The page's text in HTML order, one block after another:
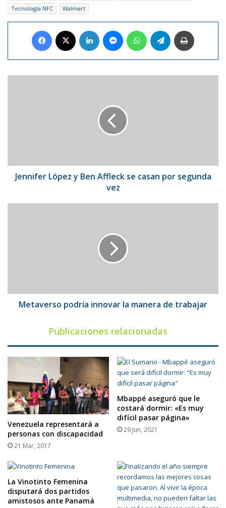
Tecnología NFC
Walmart
Facebook LinkedIn MessengerWhatsAppTelegram
segunda
vezJennifer López y Ben Affleck se casan por segunda
vez
Metaverso podría innovar la manera de trabajar
Publicaciones relacionadas
Venezuela representará a
personas con discapacidad
21 Mar, 2017
Mbappé aseguró que le
costará dormir: «Es muy
difícil pasar página»
29 Jun, 2021
La Vinotinto Femenina
disputará dos partidos
amistosos ante Panamá